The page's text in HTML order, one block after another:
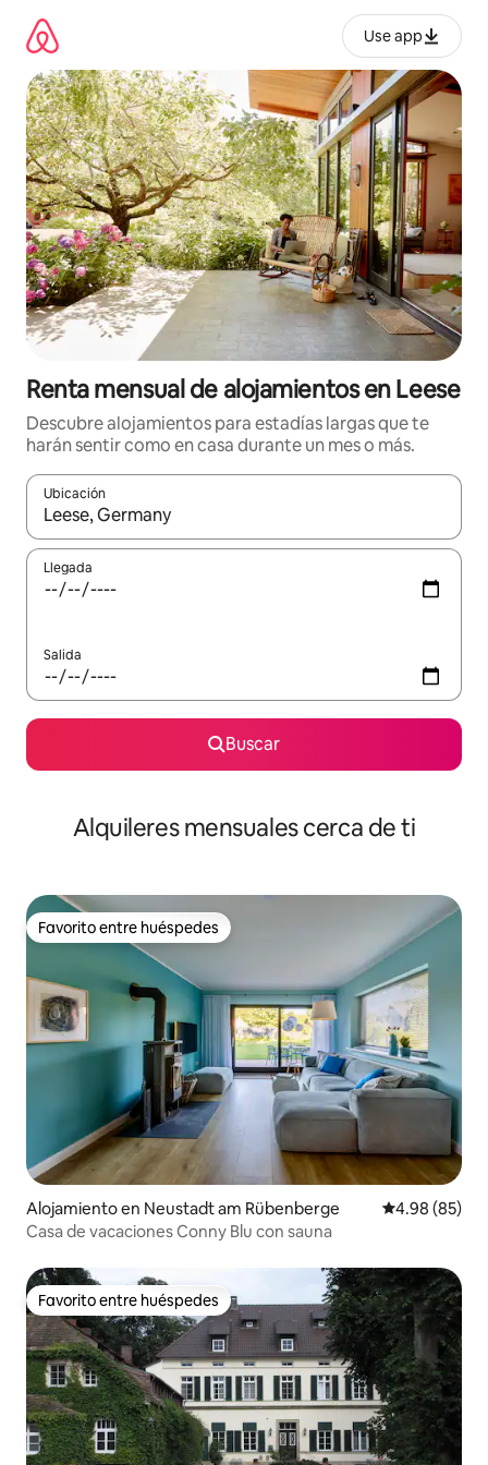
contenido
Use app
Renta mensual de alojamientos en Leese
Descubre alojamientos para estadías largas que te
harán sentir como en casa durante un mes o más.
Ubicación
Cuando los resultados estén disponibles, navega con las
Llegada
Salida
Buscar
Alquileres mensuales cerca de ti
Favorito entre huéspedes
Favorito entre huéspedes
Alojamiento en Neustadt am Rübenberge Calificación
4.98 (85)
Casa de vacaciones Conny Blu con sauna
Favorito entre huéspedes
Favorito entre huéspedes